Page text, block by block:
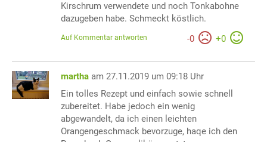
Kirschrum verwendete und noch Tonkabohne
dazugeben habe. Schmeckt köstlich.
-0 +0
Auf Kommentar antworten
martha am 27.11.2019 um 09:18 Uhr
Ein tolles Rezept und einfach sowie schnell
zubereitet. Habe jedoch ein wenig
abgewandelt, da ich einen leichten
Orangengeschmack bevorzuge, haqe ich den